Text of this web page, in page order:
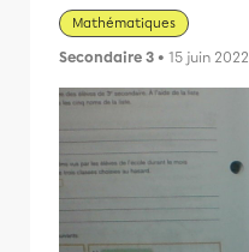
Mathématiques
Secondaire 3 • 15 juin 2022